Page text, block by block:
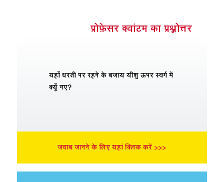
प्रोफ़ेसर क्वांटम का प्रश्नोत्तर
यहाँ धरती पर रहने के बजाय यीशु ऊपर स्वर्ग में
क्यूँ गए?
जवाब जानने के लिए यहां क्लिक करें >>>